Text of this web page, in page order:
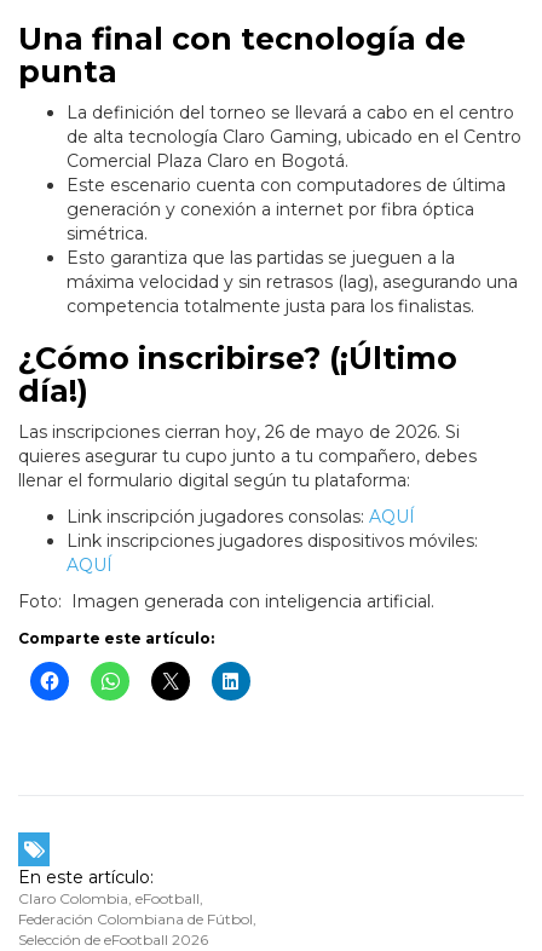
Una final con tecnología de
punta
La definición del torneo se llevará a cabo en el centro
de alta tecnología Claro Gaming, ubicado en el Centro
Comercial Plaza Claro en Bogotá.
Este escenario cuenta con computadores de última
generación y conexión a internet por fibra óptica
simétrica.
Esto garantiza que las partidas se jueguen a la
máxima velocidad y sin retrasos (lag), asegurando una
competencia totalmente justa para los finalistas.
¿Cómo inscribirse? (¡Último
día!)
Las inscripciones cierran hoy, 26 de mayo de 2026. Si
quieres asegurar tu cupo junto a tu compañero, debes
llenar el formulario digital según tu plataforma:
Link inscripción jugadores consolas: AQUÍ
Link inscripciones jugadores dispositivos móviles:
AQUÍ
Foto: Imagen generada con inteligencia artificial.
Comparte este artículo:
En este artículo:
Claro Colombia, eFootball,
Federación Colombiana de Fútbol,
Selección de eFootball 2026